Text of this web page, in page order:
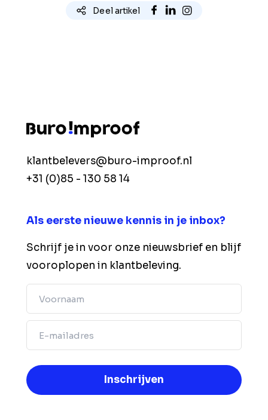
Deel artikel
klantbelevers@buro-improof.nl
+31 (0)85 - 130 58 14
Als eerste nieuwe kennis in je inbox?
Schrijf je in voor onze nieuwsbrief en blijf
vooroplopen in klantbeleving.